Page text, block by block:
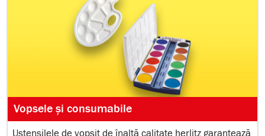
Vopsele și consumabile
Ustensilele de vopsit de înaltă calitate herlitz garantează